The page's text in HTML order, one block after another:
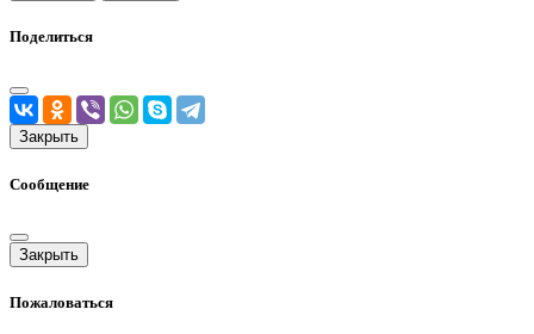
Поделиться
Закрыть
Сообщение
Закрыть
Пожаловаться